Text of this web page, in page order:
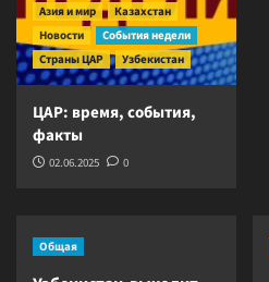
Азия и мир
Казахстан
Новости
События недели
Страны ЦАР
Узбекистан
ЦАР: время, события,
факты
02.06.2025 0
Общая